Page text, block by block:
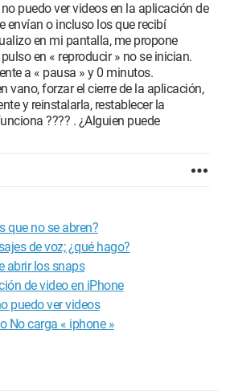
puedo ver videos en la aplicación de
envían o incluso los que recibí
en mi pantalla, me propone
en « reproducir » no se inician.
a « pausa » y 0 minutos.
vano, forzar el cierre de la aplicación,
y reinstalarla, restablecer la
???? . ¿Alguien puede
que no se abren?
de voz; ¿qué hago?
abrir los snaps
de video en iPhone
puedo ver videos
No carga « iphone »